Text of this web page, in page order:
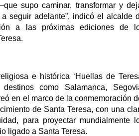
supo caminar, transformar y
seguir adelante”, indicó el alcalde
a las próximas ediciones de
e histórica ‘Huellas de
destinos como Salamanca,
en el marco de la conmemoración
de Santa Teresa, con una
para proyectar mundialmente
ligado a Santa Teresa.